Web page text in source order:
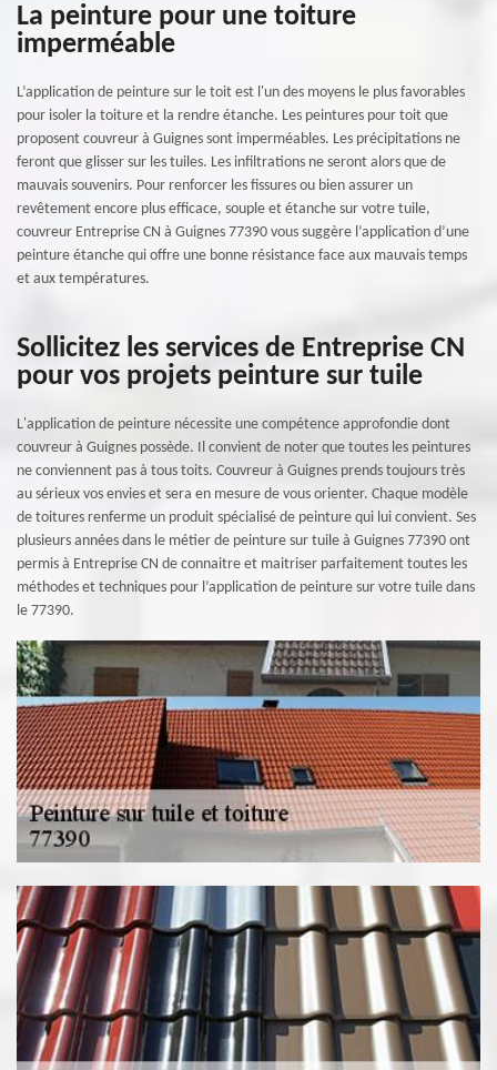
La peinture pour une toiture
imperméable
L’application de peinture sur le toit est l'un des moyens le plus favorables
pour isoler la toiture et la rendre étanche. Les peintures pour toit que
proposent couvreur à Guignes sont imperméables. Les précipitations ne
feront que glisser sur les tuiles. Les infiltrations ne seront alors que de
mauvais souvenirs. Pour renforcer les fissures ou bien assurer un
revêtement encore plus efficace, souple et étanche sur votre tuile,
couvreur Entreprise CN à Guignes 77390 vous suggère l’application d’une
peinture étanche qui offre une bonne résistance face aux mauvais temps
et aux températures.
Sollicitez les services de Entreprise CN
pour vos projets peinture sur tuile
L'application de peinture nécessite une compétence approfondie dont
couvreur à Guignes possède. Il convient de noter que toutes les peintures
ne conviennent pas à tous toits. Couvreur à Guignes prends toujours très
au sérieux vos envies et sera en mesure de vous orienter. Chaque modèle
de toitures renferme un produit spécialisé de peinture qui lui convient. Ses
plusieurs années dans le métier de peinture sur tuile à Guignes 77390 ont
permis à Entreprise CN de connaitre et maitriser parfaitement toutes les
méthodes et techniques pour l’application de peinture sur votre tuile dans
le 77390.